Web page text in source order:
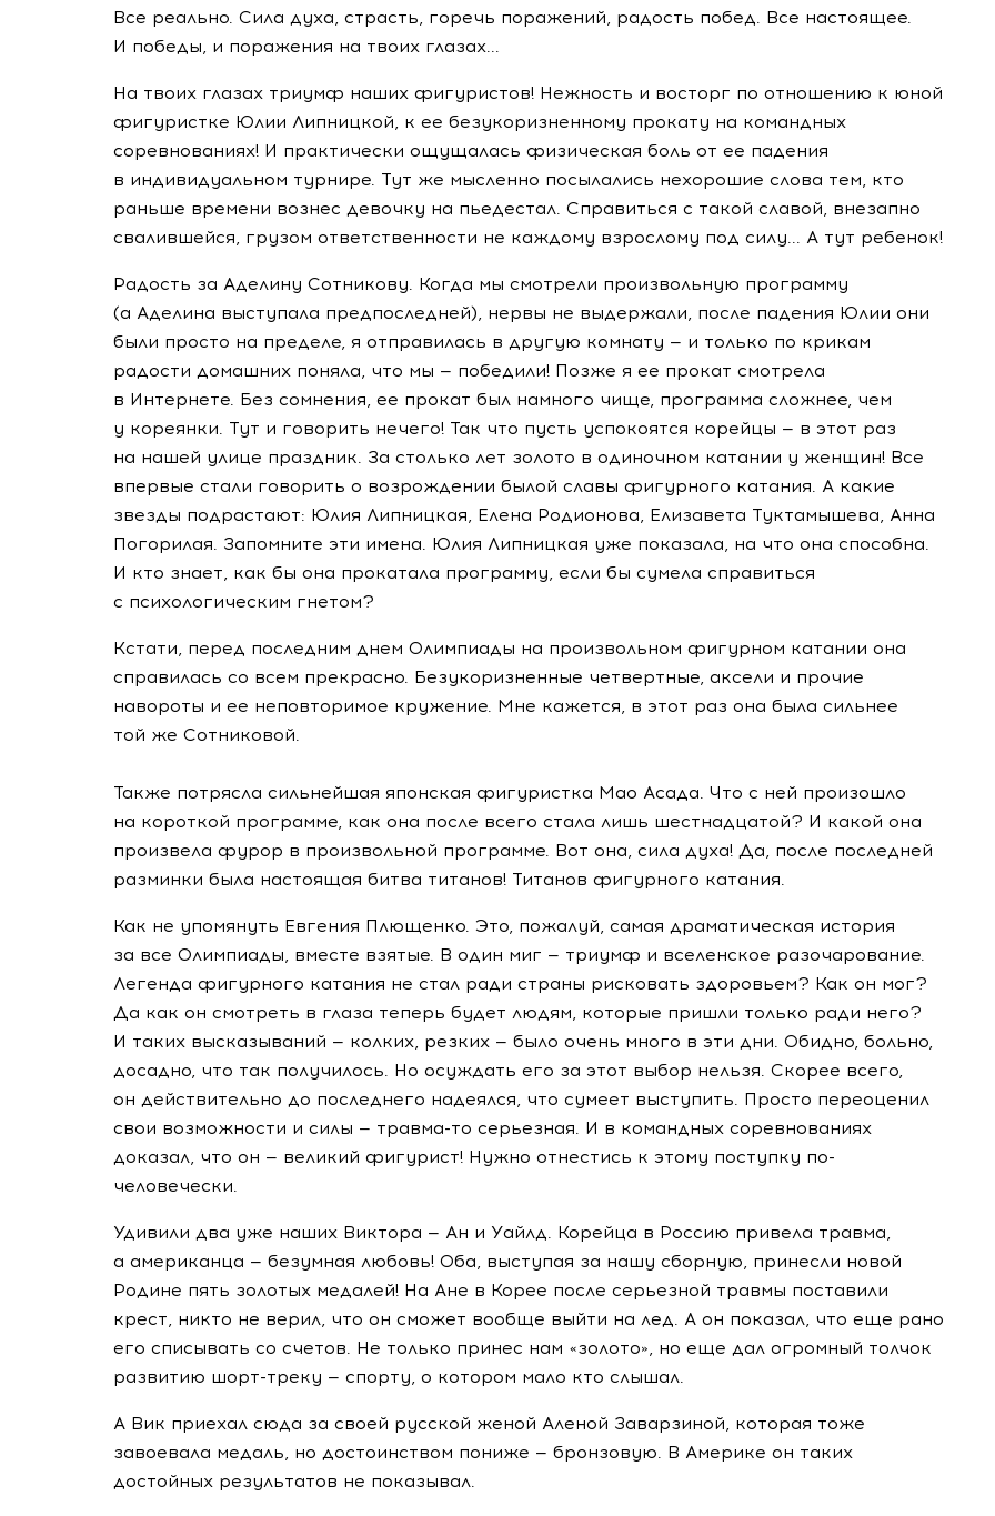
Все реально. Сила духа, страсть, горечь поражений, радость побед. Все настоящее.
И победы, и поражения на твоих глазах...
На твоих глазах триумф наших фигуристов! Нежность и восторг по отношению к юной
фигуристке Юлии Липницкой, к ее безукоризненному прокату на командных
соревнованиях! И практически ощущалась физическая боль от ее падения
в индивидуальном турнире. Тут же мысленно посылались нехорошие слова тем, кто
раньше времени вознес девочку на пьедестал. Справиться с такой славой, внезапно
свалившейся, грузом ответственности не каждому взрослому под силу... А тут ребенок!
Радость за Аделину Сотникову. Когда мы смотрели произвольную программу
(а Аделина выступала предпоследней), нервы не выдержали, после падения Юлии они
были просто на пределе, я отправилась в другую комнату — и только по крикам
радости домашних поняла, что мы — победили! Позже я ее прокат смотрела
в Интернете. Без сомнения, ее прокат был намного чище, программа сложнее, чем
у кореянки. Тут и говорить нечего! Так что пусть успокоятся корейцы — в этот раз
на нашей улице праздник. За столько лет золото в одиночном катании у женщин! Все
впервые стали говорить о возрождении былой славы фигурного катания. А какие
звезды подрастают: Юлия Липницкая, Елена Родионова, Елизавета Туктамышева, Анна
Погорилая. Запомните эти имена. Юлия Липницкая уже показала, на что она способна.
И кто знает, как бы она прокатала программу, если бы сумела справиться
с психологическим гнетом?
Кстати, перед последним днем Олимпиады на произвольном фигурном катании она
справилась со всем прекрасно. Безукоризненные четвертные, аксели и прочие
навороты и ее неповторимое кружение. Мне кажется, в этот раз она была сильнее
той же Сотниковой.
Также потрясла сильнейшая японская фигуристка Мао Асада. Что с ней произошло
на короткой программе, как она после всего стала лишь шестнадцатой? И какой она
произвела фурор в произвольной программе. Вот она, сила духа! Да, после последней
разминки была настоящая битва титанов! Титанов фигурного катания.
Как не упомянуть Евгения Плющенко. Это, пожалуй, самая драматическая история
за все Олимпиады, вместе взятые. В один миг — триумф и вселенское разочарование.
Легенда фигурного катания не стал ради страны рисковать здоровьем? Как он мог?
Да как он смотреть в глаза теперь будет людям, которые пришли только ради него?
И таких высказываний — колких, резких — было очень много в эти дни. Обидно, больно,
досадно, что так получилось. Но осуждать его за этот выбор нельзя. Скорее всего,
он действительно до последнего надеялся, что сумеет выступить. Просто переоценил
свои возможности и силы — травма-то серьезная. И в командных соревнованиях
доказал, что он — великий фигурист! Нужно отнестись к этому поступку по-
человечески.
Удивили два уже наших Виктора — Ан и Уайлд. Корейца в Россию привела травма,
а американца — безумная любовь! Оба, выступая за нашу сборную, принесли новой
Родине пять золотых медалей! На Ане в Корее после серьезной травмы поставили
крест, никто не верил, что он сможет вообще выйти на лед. А он показал, что еще рано
его списывать со счетов. Не только принес нам «золото», но еще дал огромный толчок
развитию шорт-треку — спорту, о котором мало кто слышал.
А Вик приехал сюда за своей русской женой Аленой Заварзиной, которая тоже
завоевала медаль, но достоинством пониже — бронзовую. В Америке он таких
достойных результатов не показывал.